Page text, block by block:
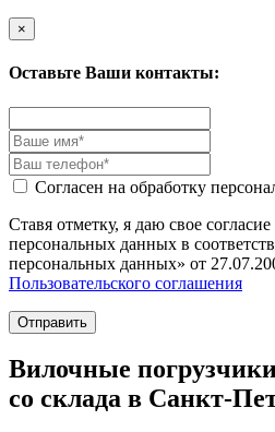
×
Оставьте Ваши контакты:
Согласен на обработку
Ставя отметку, я даю свое
персональных данных в
персональных данных» от
Пользовательского соглашения
Отправить
Вилочные
со склада в Санкт-